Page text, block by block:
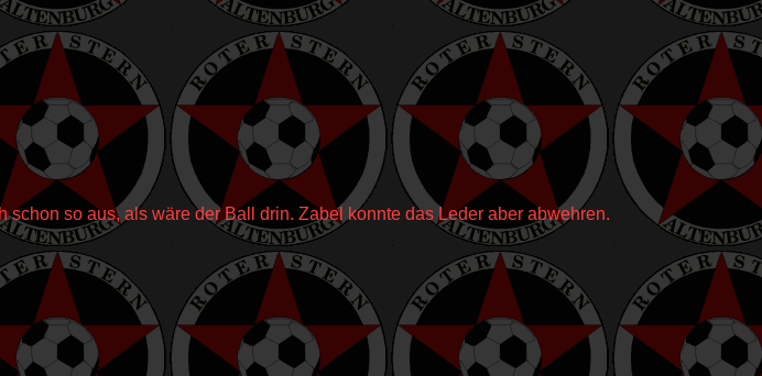
so aus, als wäre der Ball drin. Zabel konnte das Leder aber abwehren.